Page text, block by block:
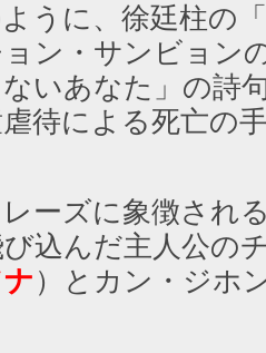
うに、徐廷柱の
ン・サンビョン
ないあなた」の詩
待による死亡の
レーズに象徴され
込んだ主人公の
）とカン・ジホ